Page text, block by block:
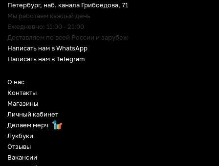
О нас
Контакты
Магазины
Личный кабинет
Делаем мерч
Лукбуки
Отзывы
Вакансии
Петербург, наб. канала Грибоедова, 71
Мы работаем каждый день
Ежедневно: 11:00 - 21:00
Доставляем по всей России и зарубеж
Написать нам в WhatsApp
Написать нам в Telegram